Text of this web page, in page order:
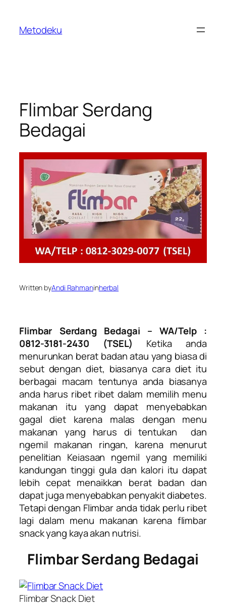
content
Metodeku
Flimbar Serdang
Bedagai
Written byAndi Rahmaninherbal
Flimbar Serdang Bedagai – WA/Telp :
0812-3181-2430 (TSEL) Ketika anda
menurunkan berat badan atau yang biasa di
sebut dengan diet, biasanya cara diet itu
berbagai macam tentunya anda biasanya
anda harus ribet ribet dalam memilih menu
makanan itu yang dapat menyebabkan
gagal diet karena malas dengan menu
makanan yang harus di tentukan dan
ngemil makanan ringan, karena menurut
penelitian Keiasaan ngemil yang memiliki
kandungan tinggi gula dan kalori itu dapat
lebih cepat menaikkan berat badan dan
dapat juga menyebabkan penyakit diabetes.
Tetapi dengan Flimbar anda tidak perlu ribet
lagi dalam menu makanan karena flimbar
snack yang kaya akan nutrisi.
Flimbar Serdang Bedagai
Flimbar Snack Diet